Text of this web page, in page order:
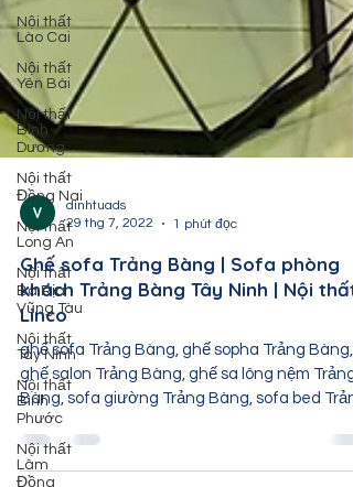
Nội thất
Lào Cai
Nội thất
Yên Bái
Nội thất
Bình
Dương
Nội thất
Đồng Nai
Nội thất
Long An
Nội thất
Bà Rịa
Vũng Tàu
Nội thất
Tây Ninh
Nội thất
Bình
Phước
Nội thất
Lâm
Đồng
dinhtuads
29 thg 7, 2022
Ghế sofa Trảng Bàng | Sofa phòng
khách Trảng Bàng Tây Ninh | Nội thất
Linco
ghế sofa Trảng Bàng, ghế sopha Trảng Bàng,
ghế salon Trảng Bàng, ghế sa lông nệm Trảng
Bàng, sofa giường Trảng Bàng, sofa bed
Bàng,...